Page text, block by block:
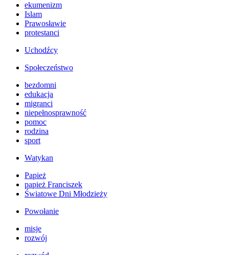
ekumenizm
Islam
Prawosławie
protestanci
Uchodźcy
Społeczeństwo
bezdomni
edukacja
migranci
niepełnosprawność
pomoc
rodzina
sport
Watykan
Papież
papież Franciszek
Światowe Dni Młodzieży
Powołanie
misje
rozwój